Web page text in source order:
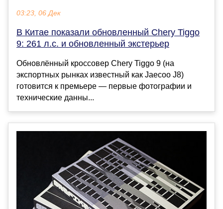
03:23, 06 Дек
В Китае показали обновленный Chery Tiggo
9: 261 л.с. и обновленный экстерьер
Обновлённый кроссовер Chery Tiggo 9 (на
экспортных рынках известный как Jaecoo J8)
готовится к премьере — первые фотографии и
технические данны...